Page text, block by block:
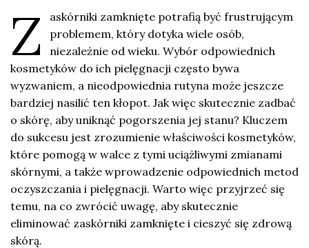
Z
askórniki zamknięte potrafią być frustrującym
problemem, który dotyka wiele osób,
niezależnie od wieku. Wybór odpowiednich
kosmetyków do ich pielęgnacji często bywa
wyzwaniem, a nieodpowiednia rutyna może jeszcze
bardziej nasilić ten kłopot. Jak więc skutecznie zadbać
o skórę, aby uniknąć pogorszenia jej stanu? Kluczem
do sukcesu jest zrozumienie właściwości kosmetyków,
które pomogą w walce z tymi uciążliwymi zmianami
skórnymi, a także wprowadzenie odpowiednich metod
oczyszczania i pielęgnacji. Warto więc przyjrzeć się
temu, na co zwrócić uwagę, aby skutecznie
eliminować zaskórniki zamknięte i cieszyć się zdrową
skórą.